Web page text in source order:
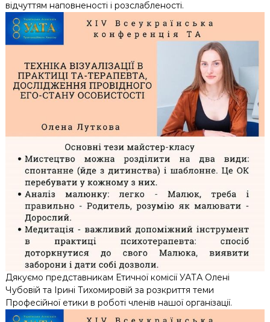
відчуттям наповненості і розслабленості.
Дякуємо представникам Етичної комісії УАТА Олені
Чубовій та Ірині Тихомировій за розкриття теми
Професійної етики в роботі членів нашої організації.